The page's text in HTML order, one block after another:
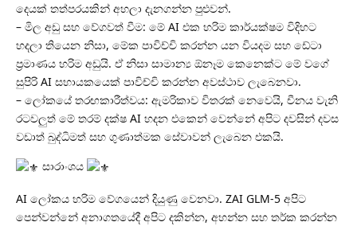
දෙයක් තත්පරයකින් අහලා දැනගන්න පුළුවන්.
– මිල අඩු සහ වේගවත් වීම: මේ AI එක හරිම කාර්යක්ෂම විදිහට
හදලා තියෙන නිසා, මේක පාවිච්චි කරන්න යන වියදම සහ ඩේටා
ප්‍රමාණය හරිම අඩුයි. ඒ නිසා සාමාන්‍ය ඕනෑම කෙනෙක්ට මේ වගේ
සුපිරි AI සහායකයෙක් පාවිච්චි කරන්න අවස්ථාව ලැබෙනවා.
– ලෝකයේ තරඟකාරීත්වය: ඇමරිකාව විතරක් නෙවෙයි, චීනය වැනි
රටවලුත් මේ තරම් දක්ෂ AI හදන එකෙන් වෙන්නේ අපිට දවසින් දවස
වඩාත් බුද්ධිමත් සහ ගුණාත්මක සේවාවන් ලැබෙන එකයි.
සාරාංශය
AI ලෝකය හරිම වේගයෙන් දියුණු වෙනවා. ZAI GLM-5 අපිට
පෙන්වන්නේ අනාගතයේදී අපිට දකින්න, අහන්න සහ තර්ක කරන්න